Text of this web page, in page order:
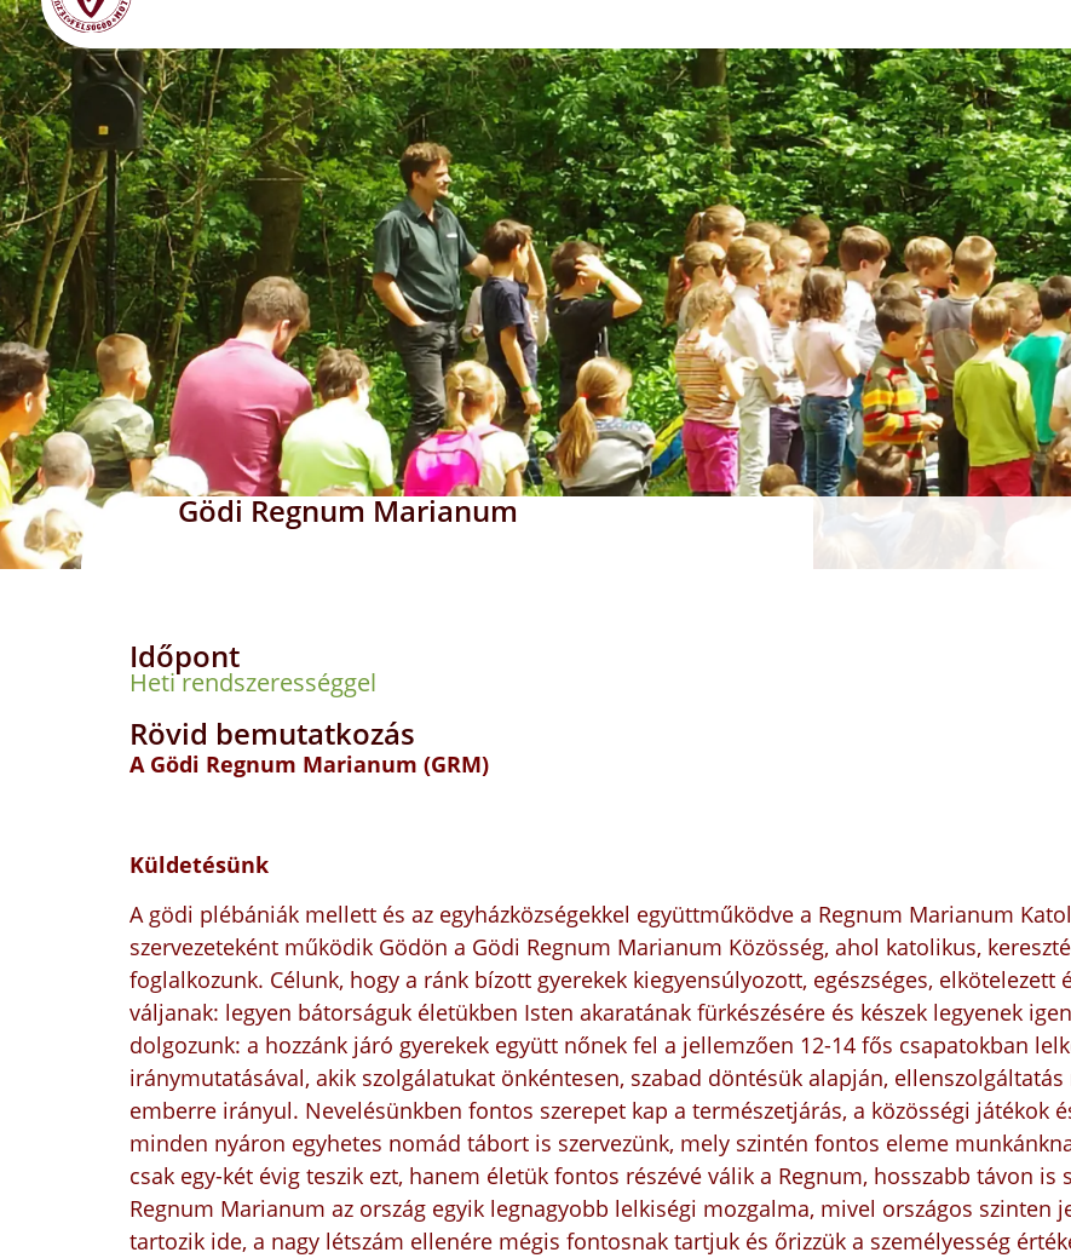
Gödi Regnum Marianum
Időpont
Heti rendszerességgel
Rövid bemutatkozás
A Gödi Regnum Marianum (GRM)
Küldetésünk
A gödi plébániák mellett és az egyházközségekkel együttműködve a Regnum Marianum
szervezetekéntműködik Gödön a Gödi Regnum Marianum Közösség, ahol katolikus,
foglalkozunk. Célunk, hogy a ránk bízott gyerekek kiegyensúlyozott, egészséges,
váljanak: legyen bátorságuk életükben Isten akaratának fürkészésére és készek legyenek
dolgozunk: a hozzánk járó gyerekek együtt nőnek fel a jellemzően 12-14 fős csapatokban
iránymutatásával, akik szolgálatukat önkéntesen, szabad döntésük alapján,
emberre irányul. Nevelésünkben fontos szerepet kap a természetjárás, a közösségi játékok
minden nyáron egyhetes nomád tábort is szervezünk, mely szintén fontos eleme
csak egy-két évig teszik ezt, hanem életük fontos részévé válik a Regnum, hosszabb távon
Regnum Marianum az ország egyik legnagyobb lelkiségi mozgalma, mivel országos szinten
tartozik ide, a nagy létszám ellenére mégis fontosnak tartjuk és őrizzük a személyesség